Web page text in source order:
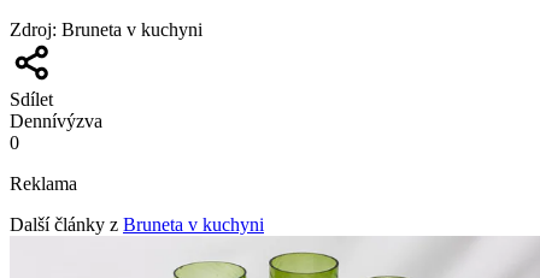
Zdroj: Bruneta v kuchyni
Sdílet
Dennívýzva
0
Reklama
Další články z Bruneta v kuchyni